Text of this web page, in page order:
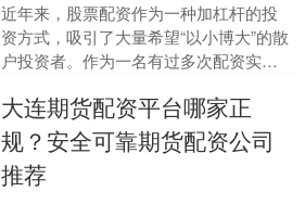
近年来，股票配资作为一种加杠杆的投
资方式，吸引了大量希望“以小博大”的散
户投资者。作为一名有过多次配资实操
还原杠杆交易的全过程....
大连期货配资平台哪家正
规？安全可靠期货配资公司
推荐